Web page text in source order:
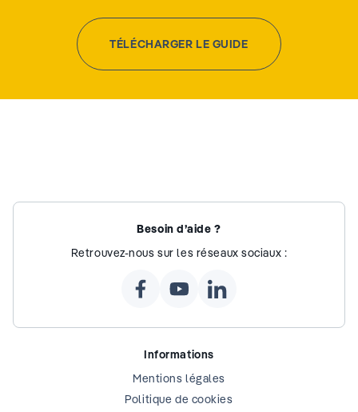
TÉLÉCHARGER LE GUIDE
Besoin d’aide ?
Retrouvez-nous sur les réseaux sociaux :
Informations
Mentions légales
Politique de cookies